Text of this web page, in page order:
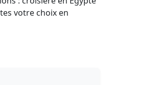
votre choix en